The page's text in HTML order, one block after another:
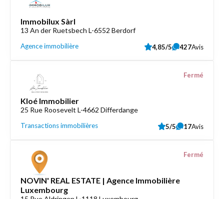
Immobilux Sàrl
13 An der Ruetsbech L-6552 Berdorf
Agence immobilière 4,85/5 427Avis
Kloé Immobilier
25 Rue Roosevelt L-4662 Differdange
Transactions immobilières
Fermé
5/5 17Avis
NOVIN' REAL ESTATE | Agence Immobilière
Luxembourg
Fermé